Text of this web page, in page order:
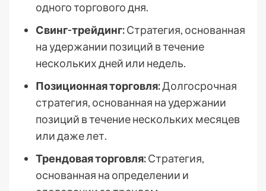
одного торгового дня.
Свинг-трейдинг:Стратегия, основанная
на удержании позиций в течение
нескольких дней или недель.
Позиционная торговля:Долгосрочная
стратегия, основанная на удержании
позиций в течение нескольких месяцев
или даже лет.
Трендовая торговля:Стратегия,
основанная на определении и